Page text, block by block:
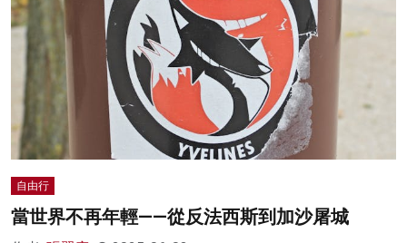
自由行
當世界不再年輕——從反法西斯到加沙屠城